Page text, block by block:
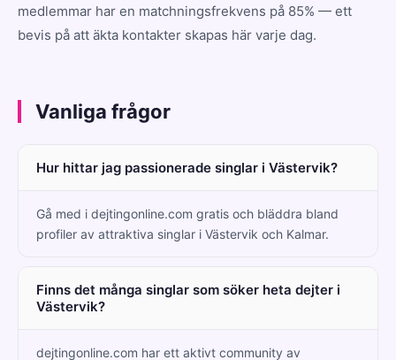
medlemmar har en matchningsfrekvens på 85% — ett
bevis på att äkta kontakter skapas här varje dag.
Vanliga frågor
Hur hittar jag passionerade singlar i Västervik?
Gå med i dejtingonline.com gratis och bläddra bland
profiler av attraktiva singlar i Västervik och Kalmar.
Finns det många singlar som söker heta dejter i
Västervik?
dejtingonline.com har ett aktivt community av